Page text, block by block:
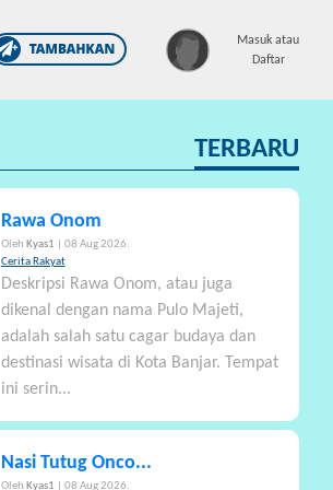
Masuk atau
Daftar
×
TERBARU
Rawa Onom
Oleh Kyas1
| 08 Aug 2026.
Cerita Rakyat
Deskripsi Rawa Onom, atau juga
dikenal dengan nama Pulo Majeti,
adalah salah satu cagar budaya dan
destinasi wisata di Kota Banjar. Tempat
ini serin...
Nasi Tutug Onco...
Oleh Kyas1
| 08 Aug 2026.